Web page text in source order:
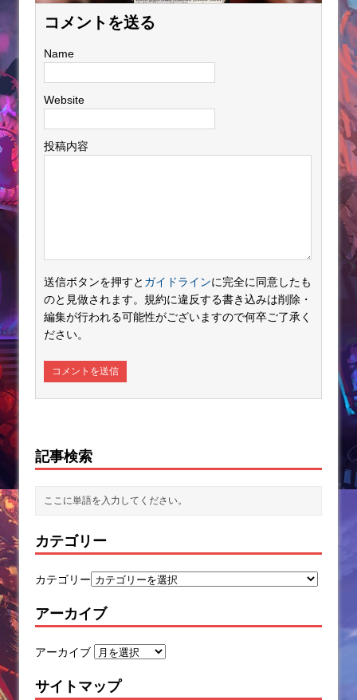
コメントを送る
Name
Website
投稿内容
送信ボタンを押すと ガイドラインに完全に同意したも
のと見做されます。規約に違反する書き込みは削除・
編集が行われる可能性がございますので何卒ご了承く
ださい。
記事検索
カテゴリー
カテゴリー
アーカイブ
アーカイブ
サイトマップ